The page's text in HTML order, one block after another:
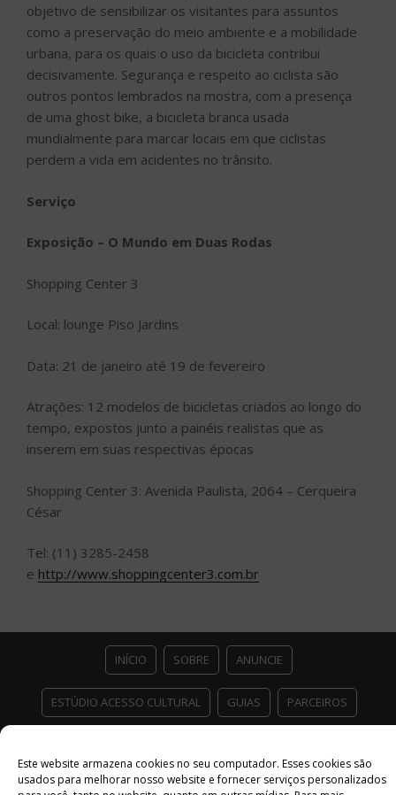
Este website armazena cookies no seu computador. Esses cookies são
usados ​​para melhorar nosso website e fornecer serviços personalizados
objetivo de sensibilizar os visitantes para assuntos
como a preservação do meio ambiente e a mobilidade
urbana, para os quais o uso da bicicleta contribui
decisivamente. Segurança e respeito ao ciclista são
outros pontos lembrados na mostra, com a presença
de uma ghost bike, a bicicleta branca usada
mundialmente para marcar locais em que ciclistas
perdem a vida em acidentes no trânsito.
Serviço
Exposição – O Mundo em Duas Rodas
Shopping Center 3
Local: lounge Piso Jardins
Data: 21 de janeiro até 19 de fevereiro
Atrações: 12 modelos de bicicletas criados ao longo do
tempo, expostos junto a painéis realistas que as
inserem em suas respectivas épocas
Shopping Center 3: Avenida Paulista, 2064 – Cerqueira
César
Tel: (11) 3285-2458
e http://www.shoppingcenter3.com.br
INÍCIO SOBRE ANUNCIE
ESTÚDIO ACESSO CULTURAL GUIAS PARCEIROS
Facebook
TwitterInstagram
Youtube